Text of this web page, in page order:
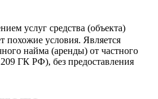
услуг средства (объекта)
похожие условия. Является
найма (аренды) от частного
ГК РФ), без предоставления